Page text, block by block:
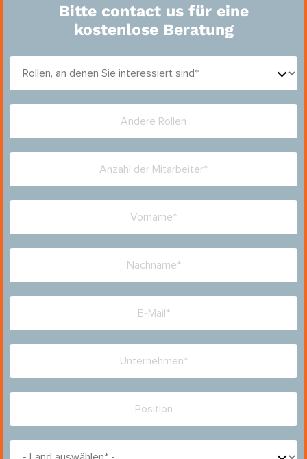
Bitte contact us für eine
kostenlose Beratung